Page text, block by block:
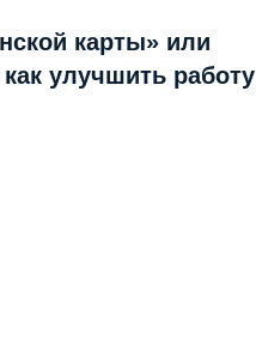
карты» или
улучшить работу